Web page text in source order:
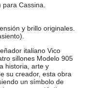
para Cassina.
y brillo originales.
italiano Vico
sillones Modelo 905
historia, arte y
su creador, esta obra
un símbolo de